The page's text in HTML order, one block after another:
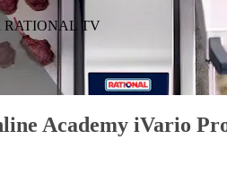
RATIONAL TV
Academy iVario